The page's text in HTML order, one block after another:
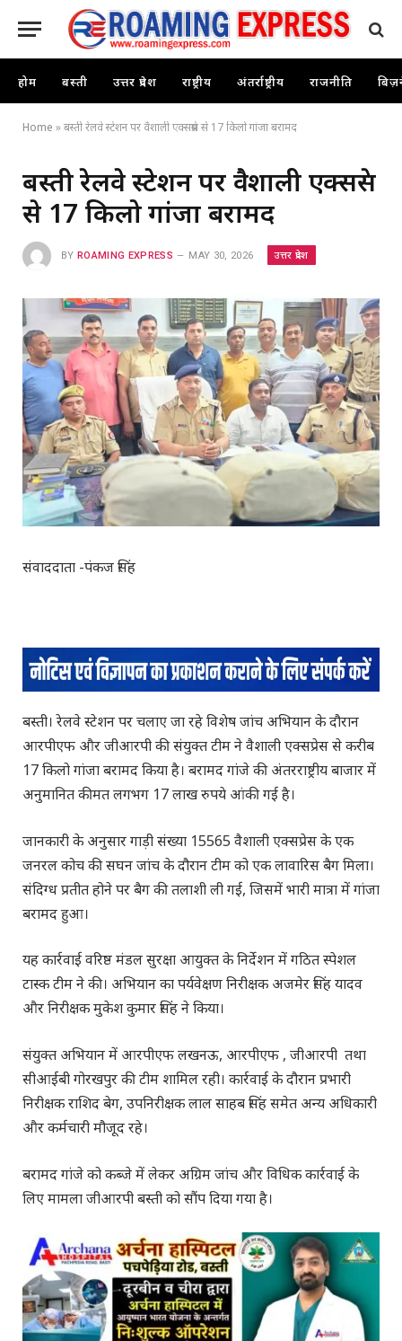
होम बस्ती उत्तर प्रदेश राष्ट्रीय अंतर्राष्ट्रीय राजनीति
Home »बस्ती रेलवे स्टेशन पर वैशाली एक्सप्रेस से 17 किलो गांजा बरामद
बस्ती रेलवे स्टेशन पर वैशाली एक्सप्रेस
से 17 किलो गांजा बरामद
BY ROAMING EXPRESS MAY 30, 2026 उत्तर प्रदेश
संवाददाता -पंकज सिंह
बस्ती। रेलवे स्टेशन पर चलाए जा रहे विशेष जांच अभियान के दौरान
आरपीएफ और जीआरपी की संयुक्त टीम ने वैशाली एक्सप्रेस से करीब
17 किलो गांजा बरामद किया है। बरामद गांजे की अंतरराष्ट्रीय बाजार में
अनुमानित कीमत लगभग 17 लाख रुपये आंकी गई है।
जानकारी के अनुसार गाड़ी संख्या 15565 वैशाली एक्सप्रेस के एक
जनरल कोच की सघन जांच के दौरान टीम को एक लावारिस बैग मिला।
संदिग्ध प्रतीत होने पर बैग की तलाशी ली गई, जिसमें भारी मात्रा में गांजा
बरामद हुआ।
यह कार्रवाई वरिष्ठ मंडल सुरक्षा आयुक्त के निर्देशन में गठित स्पेशल
टास्क टीम ने की। अभियान का पर्यवेक्षण निरीक्षक अजमेर सिंह यादव
और निरीक्षक मुकेश कुमार सिंह ने किया।
संयुक्त अभियान में आरपीएफ लखनऊ, आरपीएफ , जीआरपी तथा
सीआईबी गोरखपुर की टीम शामिल रही। कार्रवाई के दौरान प्रभारी
निरीक्षक राशिद बेग, उपनिरीक्षक लाल साहब सिंह समेत अन्य अधिकारी
और कर्मचारी मौजूद रहे।
बरामद गांजे को कब्जे में लेकर अग्रिम जांच और विधिक कार्रवाई के
लिए मामला जीआरपी बस्ती को सौंप दिया गया है।